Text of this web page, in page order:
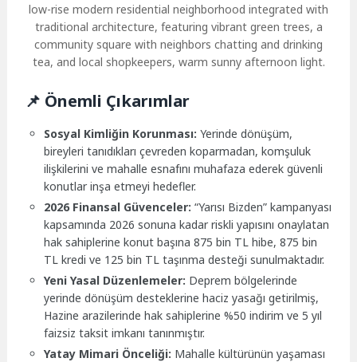
low-rise modern residential neighborhood integrated with
traditional architecture, featuring vibrant green trees, a
community square with neighbors chatting and drinking
tea, and local shopkeepers, warm sunny afternoon light.
📌 Önemli Çıkarımlar
Sosyal Kimliğin Korunması: Yerinde dönüşüm,
bireyleri tanıdıkları çevreden koparmadan, komşuluk
ilişkilerini ve mahalle esnafını muhafaza ederek güvenli
konutlar inşa etmeyi hedefler.
2026 Finansal Güvenceler: “Yarısı Bizden” kampanyası
kapsamında 2026 sonuna kadar riskli yapısını onaylatan
hak sahiplerine konut başına 875 bin TL hibe, 875 bin
TL kredi ve 125 bin TL taşınma desteği sunulmaktadır.
Yeni Yasal Düzenlemeler: Deprem bölgelerinde
yerinde dönüşüm desteklerine haciz yasağı getirilmiş,
Hazine arazilerinde hak sahiplerine %50 indirim ve 5 yıl
faizsiz taksit imkanı tanınmıştır.
Yatay Mimari Önceliği: Mahalle kültürünün yaşaması